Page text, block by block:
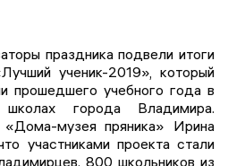
праздника подвели итоги
ученик-2019», который
прошедшего учебного года в
школах города Владимира.
«Дома-музея пряника» Ирина
участниками проекта стали
800 школьников из